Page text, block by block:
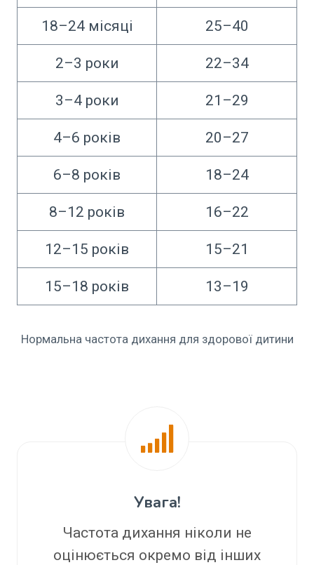
18–24 місяці 25–40
2–3 роки 22–34
3–4 роки 21–29
4–6 років 20–27
6–8 років 18–24
8–12 років 16–22
12–15 років 15–21
15–18 років 13–19
Нормальна частота дихання для здорової дитини
Увага!
Частота дихання ніколи не
оцінюється окремо від інших